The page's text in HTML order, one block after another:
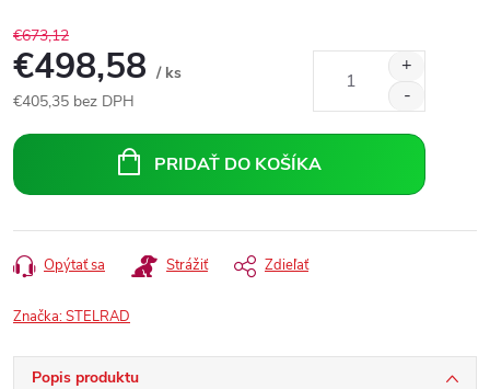
€673,12
€498,58 / ks
€405,35 bez DPH
cena:
PRIDAŤ DO KOŠÍKA
Opýtať sa Strážiť Zdieľať
Značka:STELRAD
Popis produktu